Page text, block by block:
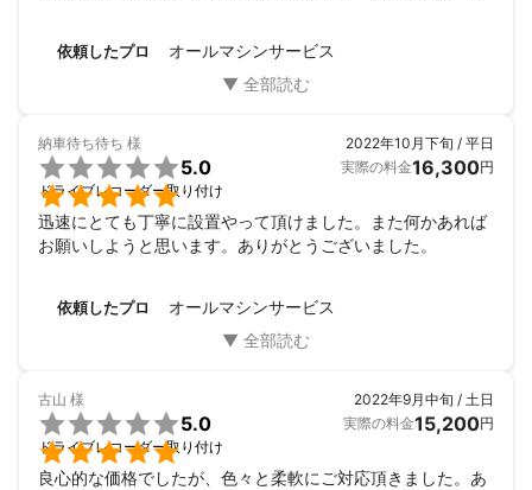
依頼したプロ オールマシンサービス
納車待ち待ち 様


5.0
ドライブレコーダー取り付け
2022年10月下旬 / 平日
実際の料金16,300円
迅速にとても丁寧に設置やって頂けました。また何かあれば
お願いしようと思います。ありがとうございました。
依頼したプロ オールマシンサービス
古山 様


5.0
ドライブレコーダー取り付け
2022年9月中旬 / 土日
実際の料金15,200円
良心的な価格でしたが、色々と柔軟にご対応頂きました。あ